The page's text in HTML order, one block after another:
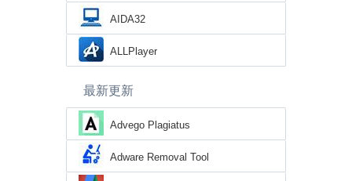
AIDA32
ALLPlayer
最新更新
Advego Plagiatus
Adware Removal Tool